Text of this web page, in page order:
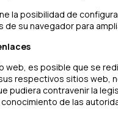
la posibilidad de
de su navegador para
web, es posible que se
respectivos sitios web,
pudiera contravenir la
de las